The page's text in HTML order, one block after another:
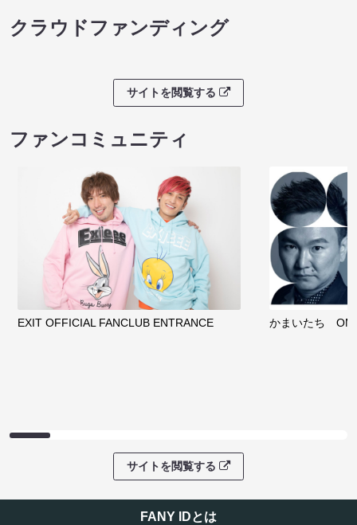
クラウドファンディング
サイトを閲覧する
ファンコミュニティ
EXIT OFFICIAL FANCLUB ENTRANCE かまいたち
サイトを閲覧する
FANY IDとは